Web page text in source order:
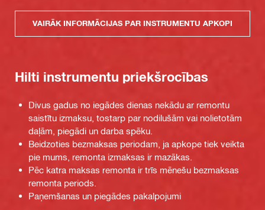
VAIRĀK INFORMĀCIJAS PAR INSTRUMENTU APKOPI
Hilti instrumentu priekšrocības
Divus gadus no iegādes dienas nekādu ar remontu
saistītu izmaksu, tostarp par nodilušām vai nolietotām
daļām, piegādi un darba spēku.
Beidzoties bezmaksas periodam, ja apkope tiek veikta
pie mums, remonta izmaksas ir mazākas.
Pēc katra maksas remonta ir trīs mēnešu bezmaksas
remonta periods.
Paņemšanas un piegādes pakalpojumi